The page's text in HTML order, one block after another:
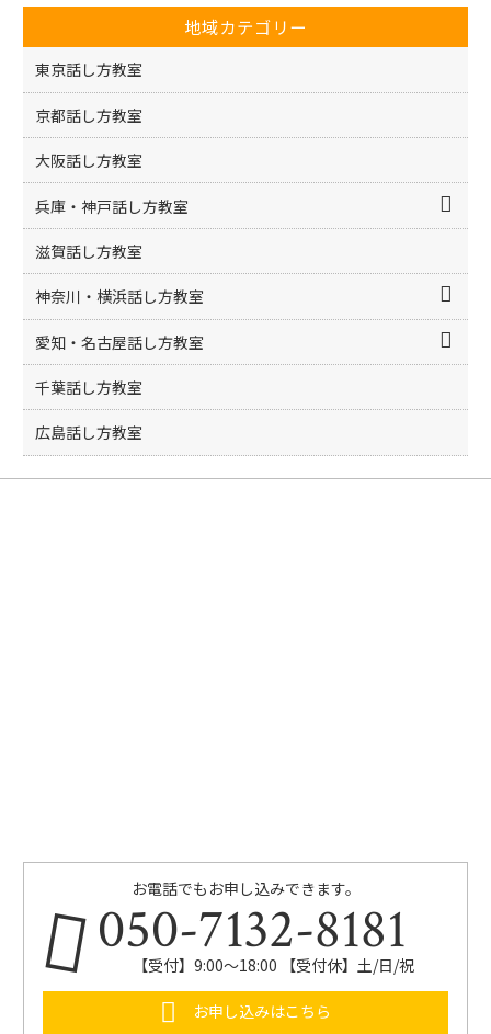
地域カテゴリー
東京話し方教室
京都話し方教室
大阪話し方教室
兵庫・神戸話し方教室
滋賀話し方教室
神奈川・横浜話し方教室
愛知・名古屋話し方教室
千葉話し方教室
広島話し方教室
お電話でもお申し込みできます。
050-7132-8181
【受付】9:00～18:00 【受付休】土/日/祝
お申し込みはこちら